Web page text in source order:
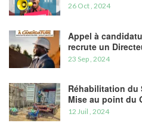
26 Oct , 2024
Appel à
recrute un
23 Sep , 2024
Réhabilitation du
Mise au point du
12 Juil , 2024